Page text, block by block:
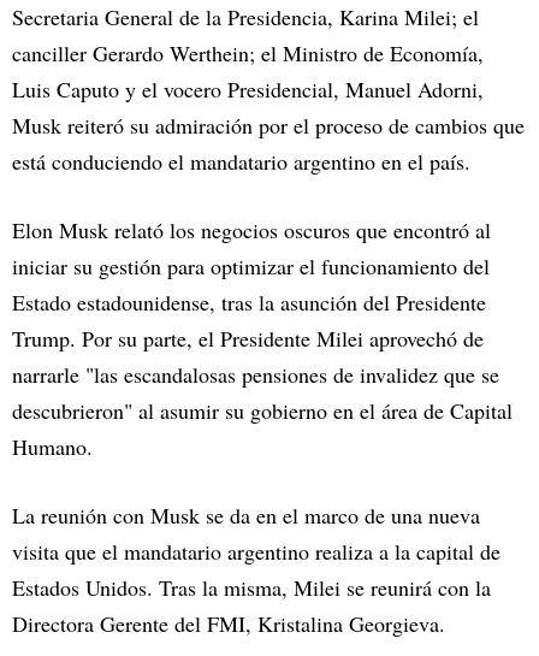
Secretaria General de la Presidencia, Karina Milei; el
canciller Gerardo Werthein; el Ministro de Economía,
Luis Caputo y el vocero Presidencial, Manuel Adorni,
Musk reiteró su admiración por el proceso de cambios que
está conduciendo el mandatario argentino en el país.
Elon Musk relató los negocios oscuros que encontró al
iniciar su gestión para optimizar el funcionamiento del
Estado estadounidense, tras la asunción del Presidente
Trump. Por su parte, el Presidente Milei aprovechó de
narrarle "las escandalosas pensiones de invalidez que se
descubrieron" al asumir su gobierno en el área de Capital
Humano.
La reunión con Musk se da en el marco de una nueva
visita que el mandatario argentino realiza a la capital de
Estados Unidos. Tras la misma, Milei se reunirá con la
Directora Gerente del FMI, Kristalina Georgieva.